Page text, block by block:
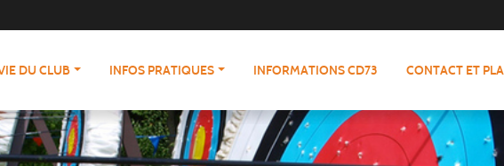
DU CLUB INFOS PRATIQUES INFORMATIONS CD73 CONTACT ET